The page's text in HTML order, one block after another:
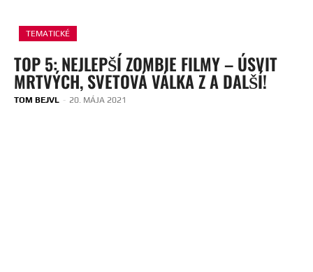
TEMATICKÉ
TOP 5: NEJLEPŠÍ ZOMBIE FILMY – ÚSVIT
MRTVÝCH, SVETOVÁ VÁLKA Z A DALŠÍ!
TOM BEJVL - 20. MÁJA 2021